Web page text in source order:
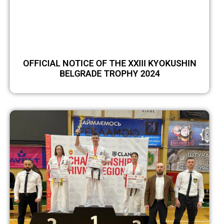
OFFICIAL NOTICE OF THE XXIII KYOKUSHIN
BELGRADE TROPHY 2024